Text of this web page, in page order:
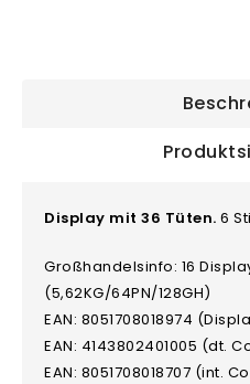
Display mit 36 Tüten. 6
Großhandelsinfo: 16
(5,62KG/64PN/128GH)
EAN: 8051708018974
EAN: 4143802401005 (dt.
EAN: 8051708018707 (int.